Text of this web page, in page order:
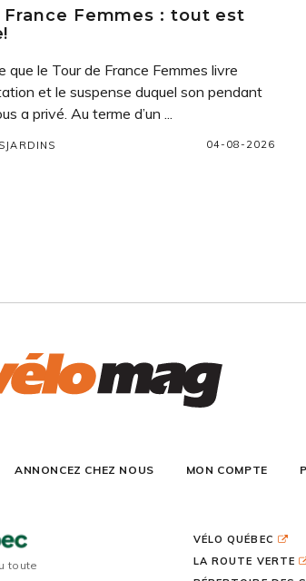
France Femmes : tout est
que le Tour de France Femmes livre
et le suspense duquel son pendant
a privé. Au terme d’un ...
04-08-2026
ANNONCEZ CHEZ NOUS MON COMPTE
toute
VÉLO QUÉBEC
LA ROUTE VERTE